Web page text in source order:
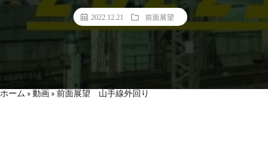
2022.12.21 前面展望
ホーム » 動画» 前面展望 山手線外回り